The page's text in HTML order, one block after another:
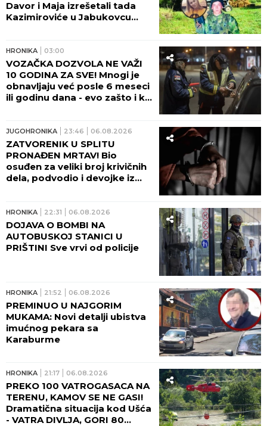
Davor i Maja izrešetali tada
Kazimiroviće u Jabukovcu
HRONIKA 03:00
VOZAČKA DOZVOLA NE VAŽI
10 GODINA ZA SVE! Mnogi je
obnavljaju već posle 6 meseci
ili godinu dana - evo zašto i ko
JUGOHRONIKA 23:46 06.08.2026
ZATVORENIK U SPLITU
PRONAĐEN MRTAV! Bio
osuđen za veliki broj krivičnih
dela, podvodio i devojke iz
HRONIKA 22:31 06.08.2026
DOJAVA O BOMBI NA
AUTOBUSKOJ STANICI U
PRIŠTINI Sve vrvi od policije
HRONIKA 21:52 06.08.2026
PREMINUO U NAJGORIM
MUKAMA: Novi detalji ubistva
imućnog pekara sa
Karaburme
HRONIKA 21:17 06.08.2026
PREKO 100 VATROGASACA NA
TERENU, KAMOV SE NE GASI!
Dramatična situacija kod Ušća
- VATRA DIVLJA, GORI 80